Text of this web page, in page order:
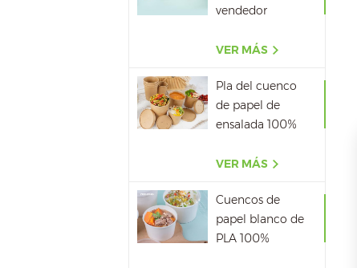
vendedor
del cuenco de
VER MÁS
Pla del cuenco
de papel de
ensalada 100%
por mayor
VER MÁS
Cuencos de
papel blanco de
PLA 100%